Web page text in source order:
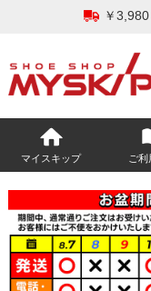
￥
マイスキップ ご利